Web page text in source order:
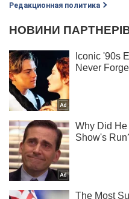
Редакционная политика